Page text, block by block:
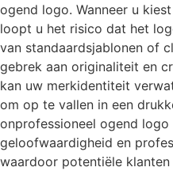
ogend logo. Wanneer u
loopt u het risico dat het
van standaardsjablonen of
gebrek aan originaliteit en
kan uw merkidentiteit
om op te vallen in een
onprofessioneel ogend
geloofwaardigheid en
waardoor potentiële